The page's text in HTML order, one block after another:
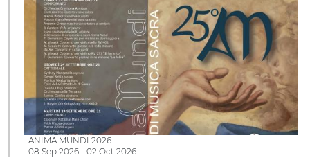
ANIMA MUNDI 2026
08 Sep 2026 - 02 Oct 2026